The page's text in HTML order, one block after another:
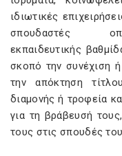
ιδιωτικές
σπουδαστές
εκπαιδευτικής
σκοπό την συνέχιση
την απόκτηση
διαμονής ή τροφεία
για τη βράβευσή
τους στις σπουδές